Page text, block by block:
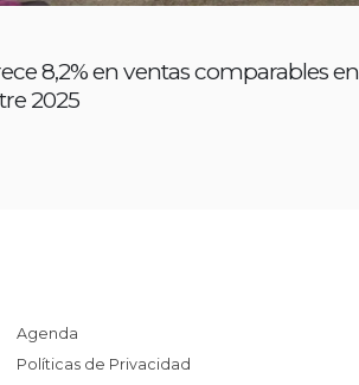
8,2% en ventas comparables en
2025
Agenda
Políticas de Privacidad